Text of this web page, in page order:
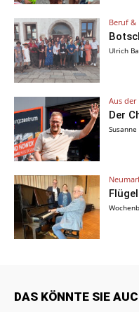
Beruf &
Ulrich
Aus der
Der
Susanne
DAS KÖNNTE SIE